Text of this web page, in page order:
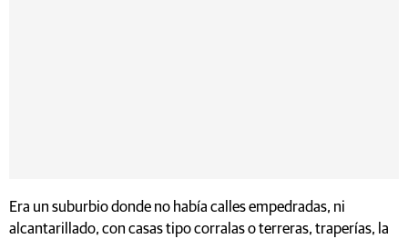
Era un suburbio donde no había calles empedradas, ni
alcantarillado, con casas tipo corralas o terreras, traperías, la